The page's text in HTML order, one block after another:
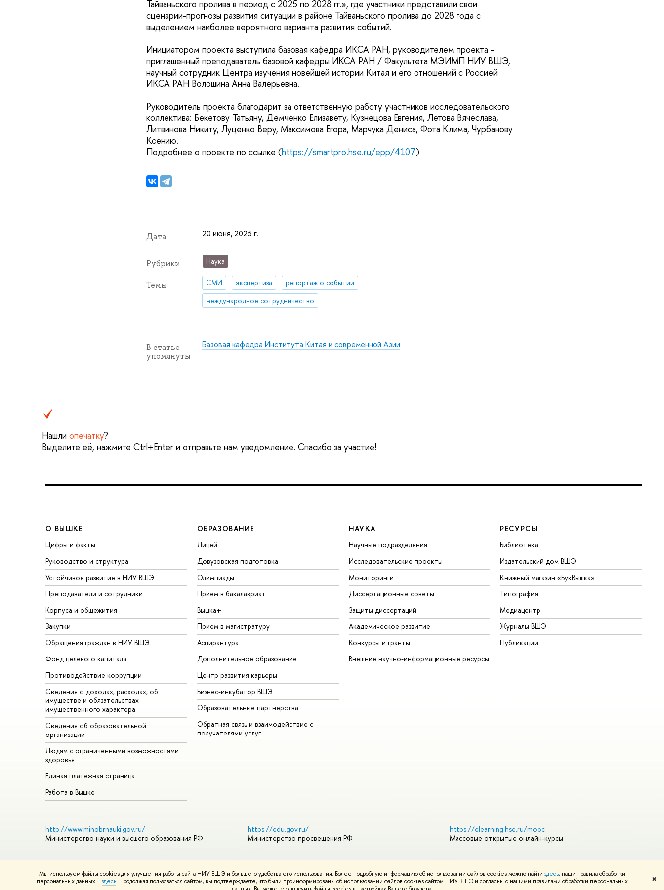
Мы используем файлы cookies для улучшения работы сайта НИУ ВШЭ и большего удобства его использования. Более подробную информацию об использовании файлов cookies можно найти здесь, наши правила обработки
персональных данных –здесь. Продолжая пользоваться сайтом, вы подтверждаете, что были проинформированы об использовании файлов cookies сайтом НИУ ВШЭ и согласны с нашими правилами обработки персональных
✖
Тайваньского пролива в период с 2025 по 2028 гг.», где участники представили свои
сценарии-прогнозы развития ситуации в районе Тайваньского пролива до 2028 года с
выделением наиболее вероятного варианта развития событий.
Инициатором проекта выступила базовая кафедра ИКСА РАН, руководителем проекта -
приглашенный преподаватель базовой кафедры ИКСА РАН / Факультета МЭИМП НИУ ВШЭ,
научный сотрудник Центра изучения новейшей истории Китая и его отношений с Россией
ИКСА РАН Волошина Анна Валерьевна.
Руководитель проекта благодарит за ответственную работу участников исследовательского
коллектива: Бекетову Татьяну, Демченко Елизавету, Кузнецова Евгения, Летова Вячеслава,
Литвинова Никиту, Луценко Веру, Максимова Егора, Марчука Дениса, Фота Клима, Чурбанову
Ксению.
Подробнее о проекте по ссылке (https://smartpro.hse.ru/epp/4107)
Дата 20 июня, 2025 г.
Рубрики Наука
Темы СМИ экспертиза
репортаж о событии
международное сотрудничество
В статье
упомянуты
Базовая кафедра Института Китая и современной Азии
Нашли опечатку?
Выделите её, нажмите Ctrl+Enter и отправьте нам уведомление. Спасибо за участие!
О ВЫШКЕ
Цифры и факты
Руководство и структура
Устойчивое развитие в НИУ ВШЭ
Преподаватели и сотрудники
Корпуса и общежития
Закупки
Обращения граждан в НИУ ВШЭ
Фонд целевого капитала
Противодействие коррупции
Сведения о доходах, расходах, об
имуществе и обязательствах
имущественного характера
Сведения об образовательной
организации
Людям с ограниченными возможностями
здоровья
Единая платежная страница
Работа в Вышке
ОБРАЗОВАНИЕ
Лицей
Довузовская подготовка
Олимпиады
Прием в бакалавриат
Вышка+
Прием в магистратуру
Аспирантура
Дополнительное образование
Центр развития карьеры
Бизнес-инкубатор ВШЭ
Образовательные партнерства
Обратная связь и взаимодействие с
получателями услуг
НАУКА
Научные подразделения
Исследовательские проекты
Мониторинги
Диссертационные советы
Защиты диссертаций
Академическое развитие
Конкурсы и гранты
Внешние научно-информационные ресурсы
РЕСУРСЫ
Библиотека
Издательский дом ВШЭ
Книжный магазин «БукВышка»
Типография
Медиацентр
Журналы ВШЭ
Публикации
http://www.minobrnauki.gov.ru/
Министерство науки и высшего образования РФ
https://edu.gov.ru/
Министерство просвещения РФ
https://elearning.hse.ru/mooc
Массовые открытые онлайн-курсы
© НИУ ВШЭ 1993–2026 Адреса и контактыУсловия использования материаловПолитика конфиденциальностиКарта сайта
Шрифты HSE Sans и HSE Slab разработаны вШколе дизайна НИУ ВШЭ
Редактору